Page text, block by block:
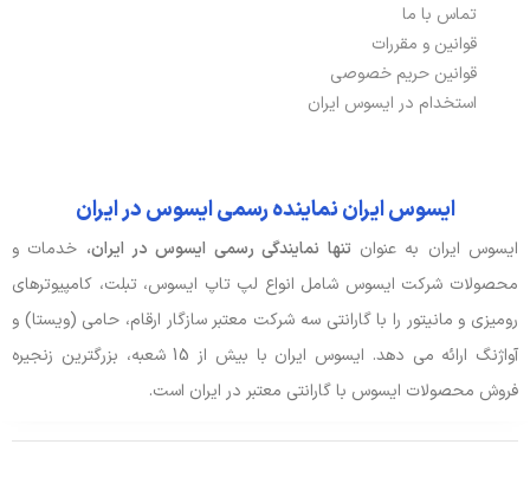
تماس با ما
قوانین و مقررات
قوانین حریم خصوصی
استخدام در ایسوس ایران
ایسوس ایران نماینده رسمی ایسوس در ایران
ایسوس ایران به عنوان تنها نمایندگی رسمی ایسوس در ایران، خدمات و
محصولات شرکت ایسوس شامل انواع لپ تاپ ایسوس، تبلت، کامپیوترهای
رومیزی و مانیتور را با گارانتی سه شرکت معتبر سازگار ارقام، حامی (ویستا) و
آواژنگ ارائه می دهد. ایسوس ایران با بیش از 15 شعبه، بزرگترین زنجیره
فروش محصولات ایسوس با گارانتی معتبر در ایران است.